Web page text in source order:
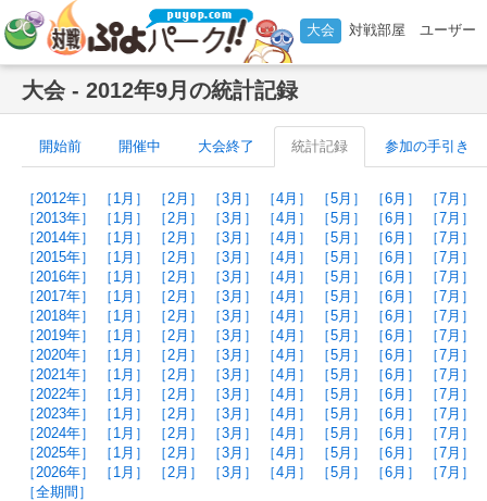
大会 対戦部屋 ユーザー
大会 - 2012年9月の統計記録
開始前 開催中 大会終了 統計記録 参加の手引き
［2012年］ ［1月］ ［2月］ ［3月］ ［4月］ ［5月］ ［6月］ ［7月］
［2013年］
［1月］ ［2月］ ［3月］ ［4月］ ［5月］ ［6月］ ［7月］
［2014年］
［1月］ ［2月］ ［3月］ ［4月］ ［5月］ ［6月］ ［7月］
［2015年］
［1月］ ［2月］ ［3月］ ［4月］ ［5月］ ［6月］ ［7月］
［2016年］
［1月］ ［2月］ ［3月］ ［4月］ ［5月］ ［6月］ ［7月］
［2017年］
［1月］ ［2月］ ［3月］ ［4月］ ［5月］ ［6月］ ［7月］
［2018年］
［1月］ ［2月］ ［3月］ ［4月］ ［5月］ ［6月］ ［7月］
［2019年］
［1月］ ［2月］ ［3月］ ［4月］ ［5月］ ［6月］ ［7月］
［2020年］
［1月］ ［2月］ ［3月］ ［4月］ ［5月］ ［6月］ ［7月］
［2021年］
［1月］ ［2月］ ［3月］ ［4月］ ［5月］ ［6月］ ［7月］
［2022年］
［1月］ ［2月］ ［3月］ ［4月］ ［5月］ ［6月］ ［7月］
［2023年］
［1月］ ［2月］ ［3月］ ［4月］ ［5月］ ［6月］ ［7月］
［2024年］
［1月］ ［2月］ ［3月］ ［4月］ ［5月］ ［6月］ ［7月］
［2025年］
［1月］ ［2月］ ［3月］ ［4月］ ［5月］ ［6月］ ［7月］
［2026年］
［1月］ ［2月］ ［3月］ ［4月］ ［5月］ ［6月］ ［7月］
［全期間］